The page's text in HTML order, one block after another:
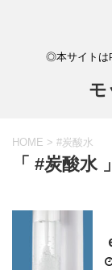
◎本サイト
モ
HOME > #炭酸水
「 #炭酸水